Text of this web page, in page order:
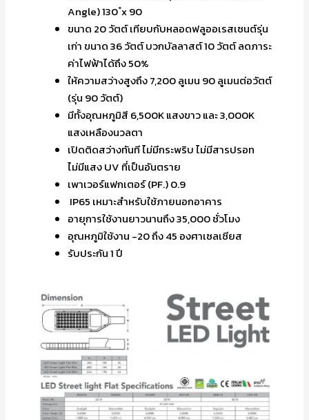
Angle) 130 ํx 90
ขนาด 20 วัตต์ เทียบกับหลอดฟลูออเรสเซนต์รุ่น
เก่า ขนาด 36 วัตต์ บวกบัลลาสต์ 10 วัตต์ ลดภาระ
ค่าไฟฟ้าได้ถึง 50%
ให้ความสว่างสูงถึง 7,200 ลูเมน 90 ลูเมนต่อวัตต์
(รุ่น 90 วัตต์)
มีทั้งอุณหภูมิสี 6,500K แสงขาว และ 3,000K
แสงเหลืองนวลตา
เปิดติดสว่างทันที ไม่มีกระพริบ ไม่มีสารปรอท
ไม่มีแสง UV ที่เป็นอันตราย
เพาเวอร์แฟกเตอร์ (PF.) 0.9
IP65 เหมาะสำหรับใช้ภายนอกอาคาร
อายุการใช้งานยาวนานถึง 35,000 ชั่วโมง
อุณหภูมิใช้งาน -20 ถึง 45 องศาเซลเซียส
รับประกัน 1 ปี